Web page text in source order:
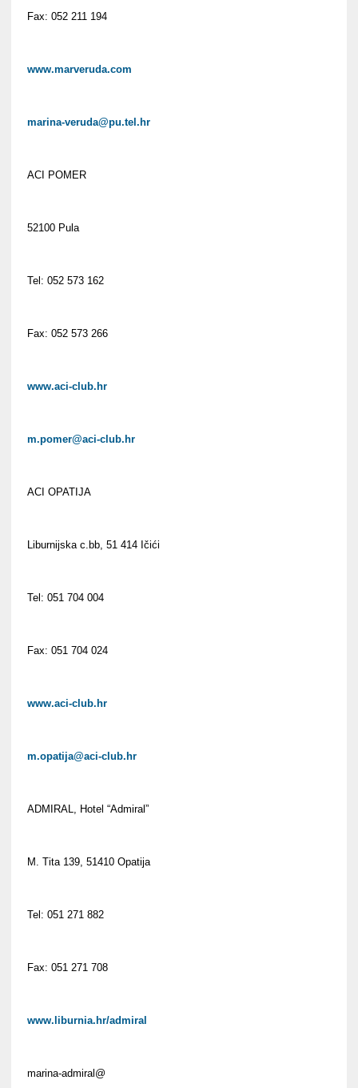
Fax: 052 211 194
www.marveruda.com
marina-veruda@pu.tel.hr
ACI POMER
52100 Pula
Tel: 052 573 162
Fax: 052 573 266
www.aci-club.hr
m.pomer@aci-club.hr
ACI OPATIJA
Liburnijska c.bb, 51 414 Ičići
Tel: 051 704 004
Fax: 051 704 024
www.aci-club.hr
m.opatija@aci-club.hr
ADMIRAL, Hotel “Admiral”
M. Tita 139, 51410 Opatija
Tel: 051 271 882
Fax: 051 271 708
www.liburnia.hr/admiral
marina-admiral@